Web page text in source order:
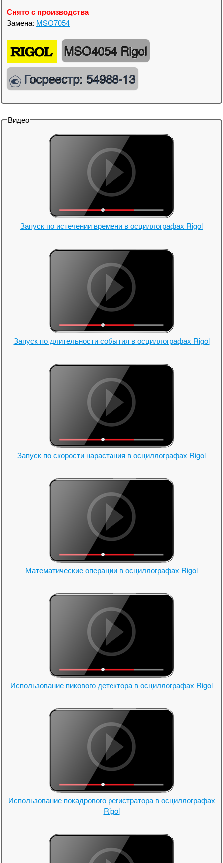
Снято с производства
Замена: MSO7054
MSO4054 Rigol
Госреестр: 54988-13
Видео
Запуск по истечении времени в осциллографах Rigol
Запуск по длительности события в осциллографах Rigol
Запуск по скорости нарастания в осциллографах Rigol
Математические операции в осциллографах Rigol
Использование пикового детектора в осциллографах Rigol
Использование покадрового регистратора в осциллографах
Rigol